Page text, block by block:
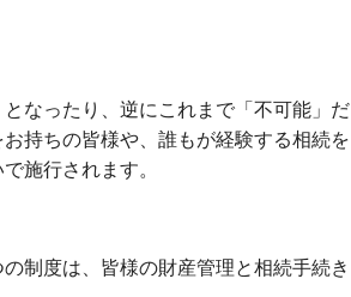
なったり、逆にこれまで「不可能」だ
持ちの皆様や、誰もが経験する相続を
施行されます。
制度は、皆様の財産管理と相続手続き